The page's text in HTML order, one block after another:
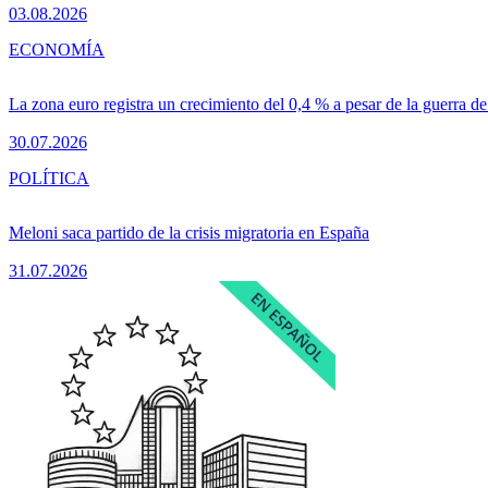
03.08.2026
La zona euro registra un crecimiento del 0,4 % a pesar de la guerra
30.07.2026
ECONOMÍA
Meloni saca partido de la crisis migratoria en España
31.07.2026
POLÍTICA